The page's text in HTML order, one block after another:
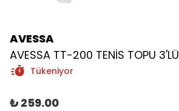
AVESSA
AVESSA TT-200 TENİS TOPU 3'LÜ
Tükeniyor
₺ 259.00